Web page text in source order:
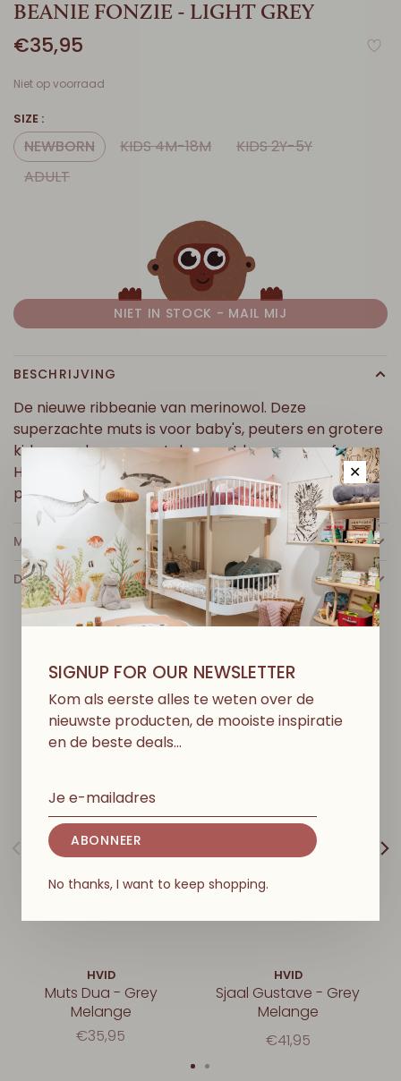
BEANIE FONZIE - LIGHT GREY
€35,95
Niet op voorraad
SIZE :
NEWBORN KIDS 4M-18M
KIDS 2Y-5Y
ADULT
NIET IN STOCK - MAIL MIJ
BESCHRIJVING
De nieuwe ribbeanie van merinowol. Deze
superzachte muts is voor baby's, peuters en grotere
kids en ze kunnen matchen met hun mama of papa.
Het is gemaakt in een ribsteek en heeft een
perfecte pasvorm om op het hoofd te blijven zitten.
MEER INFO
DETAILS
T V IN D JEMISSC HIENOOK
HVID
Muts Dua - Grey
Melange
€35,95
HVID
Sjaal Gustave - Grey
Melange
€41,95
✕
SIGNUP FOR OUR NEWSLETTER
Kom als eerste alles te weten over de
nieuwste producten, de mooiste inspiratie
en de beste deals…
ABONNEER
No thanks, I want to keep shopping.